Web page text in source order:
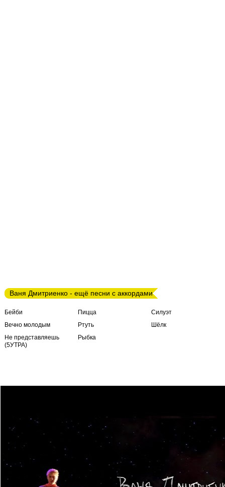
Ваня Дмитриенко - ещё песни с аккордами
Бейби
Вечно молодым
Не представляешь
(5УТРА)
Пицца
Ртуть
Рыбка
Силуэт
Шёлк